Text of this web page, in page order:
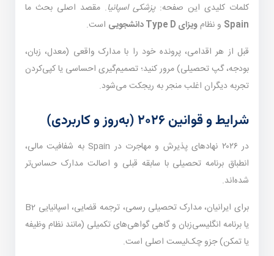
کلمات کلیدی این صفحه: پزشکی اسپانیا. مقصد اصلی بحث ما
Spain و نظام ویزای Type D دانشجویی
است.
قبل از هر اقدامی، پرونده خود را با مدارک واقعی (معدل، زبان،
بودجه، گپ تحصیلی) مرور کنید؛ تصمیم‌گیری احساسی یا کپی‌کردن
تجربه دیگران اغلب منجر به ریجکت می‌شود.
شرایط و قوانین ۲۰۲۶ (به‌روز و کاربردی)
در ۲۰۲۶ نهادهای پذیرش و مهاجرت در Spain به شفافیت مالی،
انطباق برنامه تحصیلی با سابقه قبلی و اصالت مدارک حساس‌تر
شده‌اند.
برای ایرانیان، مدارک تحصیلی رسمی، ترجمه قضایی، اسپانیایی B2
یا برنامه انگلیسی‌زبان و گاهی گواهی‌های تکمیلی (مانند نظام وظیفه
یا تمکن) جزو چک‌لیست اصلی است.